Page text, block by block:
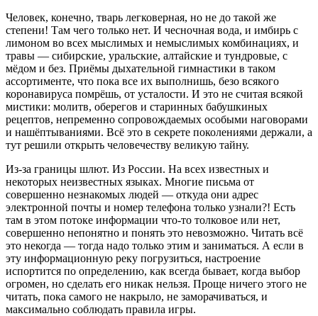
Человек, конечно, тварь легковерная, но не до такой же
степени! Там чего только нет. И чесночная вода, и имбирь с
лимоном во всех мыслимых и немыслимых комбинациях, и
травы — сибирские, уральские, алтайские и тундровые, с
мёдом и без. Приёмы дыхательной гимнастики в таком
ассортименте, что пока все их выполнишь, безо всякого
коронавируса помрёшь, от усталости. И это не считая всякой
мистики: молитв, оберегов и старинных бабушкиных
рецептов, непременно сопровождаемых особыми наговорами
и нашёптываниями. Всё это в секрете поколениями держали, а
тут решили открыть человечеству великую тайну.
Из-за границы шлют. Из России. На всех известных и
некоторых неизвестных языках. Многие письма от
совершенно незнакомых людей — откуда они адрес
электронной почты и номер телефона только узнали?! Есть
там в этом потоке информации что-то толковое или нет,
совершенно непонятно и понять это невозможно. Читать всё
это некогда — тогда надо только этим и заниматься. А если в
эту информационную реку погрузиться, настроение
испортится по определению, как всегда бывает, когда выбор
огромен, но сделать его никак нельзя. Проще ничего этого не
читать, пока самого не накрыло, не заморачиваться, и
максимально соблюдать правила игры.